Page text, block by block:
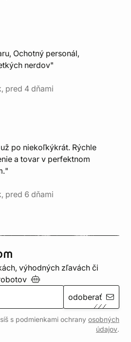
Ochotný personál,
nerdov"
pred 4 dňami
po niekoľkýkrát. Rýchle
a tovar v perfektnom
pred 6 dňami
výhodných zľavách či
odoberať
s podmienkami ochrany osobných
údajov.